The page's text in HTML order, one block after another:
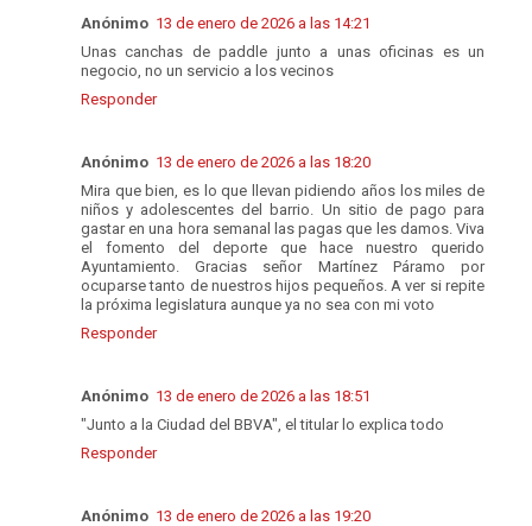
Anónimo 13 de enero de 2026 a las 14:21
Unas canchas de paddle junto a unas oficinas es un
negocio, no un servicio a los vecinos
Responder
Anónimo 13 de enero de 2026 a las 18:20
Mira que bien, es lo que llevan pidiendo años los miles de
niños y adolescentes del barrio. Un sitio de pago para
gastar en una hora semanal las pagas que les damos. Viva
el fomento del deporte que hace nuestro querido
Ayuntamiento. Gracias señor Martínez Páramo por
ocuparse tanto de nuestros hijos pequeños. A ver si repite
la próxima legislatura aunque ya no sea con mi voto
Responder
Anónimo 13 de enero de 2026 a las 18:51
"Junto a la Ciudad del BBVA", el titular lo explica todo
Responder
Anónimo 13 de enero de 2026 a las 19:20